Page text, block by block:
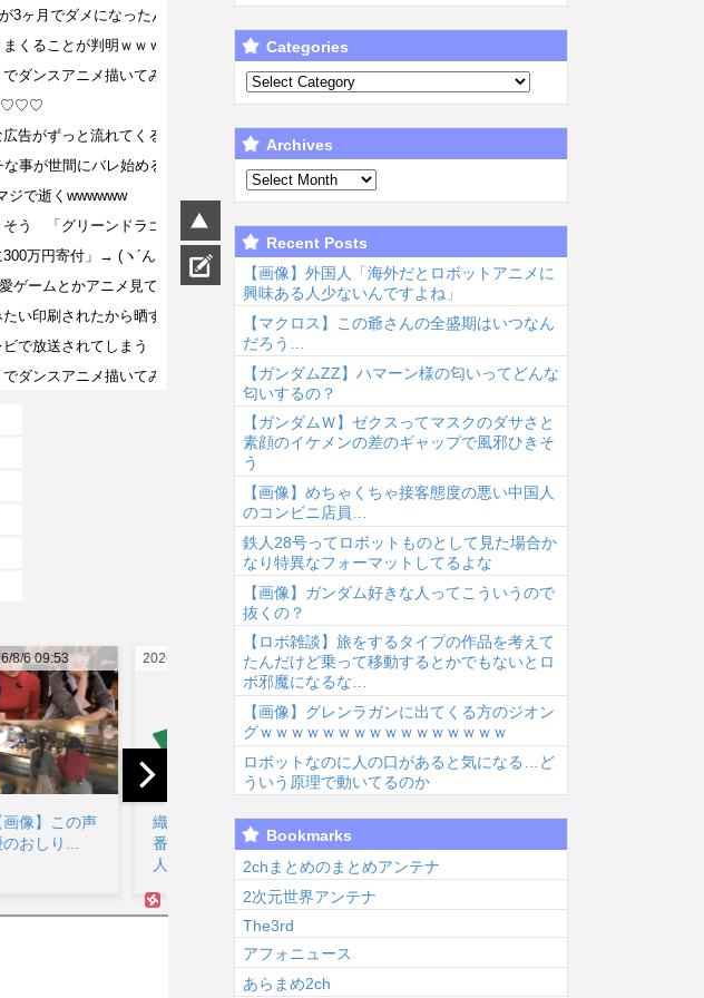
2026/8/6 09:41
織田信長役が一
番似合う芸能
2026/8/6 09:21
オタク系コンテ
ンツの主人公
「ヒロインか全
人類かの二択…
ボクは...
2026/8/6 09:17
【プリキュア】
意外と変な子多
いw w w...
2026/8/6 08:41
シャニマスのア
Categories
Archives
Recent Posts
【画像】外国人「海外だとロボットアニメに
興味ある人少ないんですよね」
【マクロス】この爺さんの全盛期はいつなん
だろう…
【ガンダムΖΖ】ハマーン様の匂いってどんな
匂いするの？
【ガンダムＷ】ゼクスってマスクのダサさと
素顔のイケメンの差のギャップで風邪ひきそ
う
【画像】めちゃくちゃ接客態度の悪い中国人
のコンビニ店員…
鉄人28号ってロボットものとして見た場合か
なり特異なフォーマットしてるよな
【画像】ガンダム好きな人ってこういうので
抜くの？
【ロボ雑談】旅をするタイプの作品を考えて
たんだけど乗って移動するとかでもないとロ
ボ邪魔になるな…
【画像】グレンラガンに出てくる方のジオン
グｗｗｗｗｗｗｗｗｗｗｗｗｗｗｗｗ
ロボットなのに人の口があると気になる…ど
ういう原理で動いてるのか
Bookmarks
2chまとめのまとめアンテナ
2次元世界アンテナ
The3rd
アフォニュース
あらまめ2ch